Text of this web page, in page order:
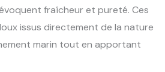
fraîcheur et pureté. Ces
issus directement de la nature
marin tout en apportant